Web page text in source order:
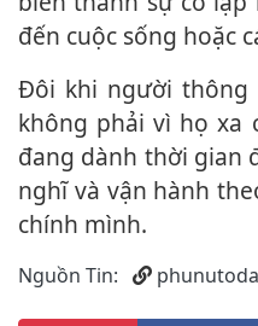
đến cuộc sống hoặc
Đôi khi người thông minh thích ở một mình
không phải vì họ xa
đang dành thời gian
nghĩ và vận hành
chính mình.
Nguồn Tin: